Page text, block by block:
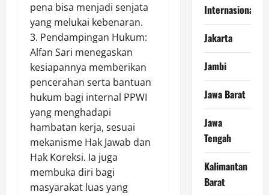
pena bisa menjadi senjata
yang melukai kebenaran.
3. Pendampingan Hukum:
Alfan Sari menegaskan
kesiapannya memberikan
pencerahan serta bantuan
hukum bagi internal PPWI
yang menghadapi
hambatan kerja, sesuai
mekanisme Hak Jawab dan
Hak Koreksi. Ia juga
membuka diri bagi
masyarakat luas yang
Internasional
Jakarta
Jambi
Jawa Barat
Jawa
Tengah
Kalimantan
Barat